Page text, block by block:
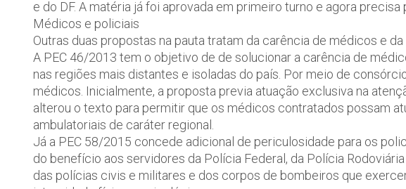
e do DF. A matéria já foi aprovada em primeiro turno e agora precisa
Médicos e policiais
Outras duas propostas na pauta tratam da carência de médicos e
A PEC 46/2013 tem o objetivo de de solucionar a carência de
nas regiões mais distantes e isoladas do país. Por meio de
médicos. Inicialmente, a proposta previa atuação exclusiva na
alterou o texto para permitir que os médicos contratados possam
ambulatoriais de caráter regional.
Já a PEC 58/2015 concede adicional de periculosidade para os
do benefício aos servidores da Polícia Federal, da Polícia
das polícias civis e militares e dos corpos de bombeiros que